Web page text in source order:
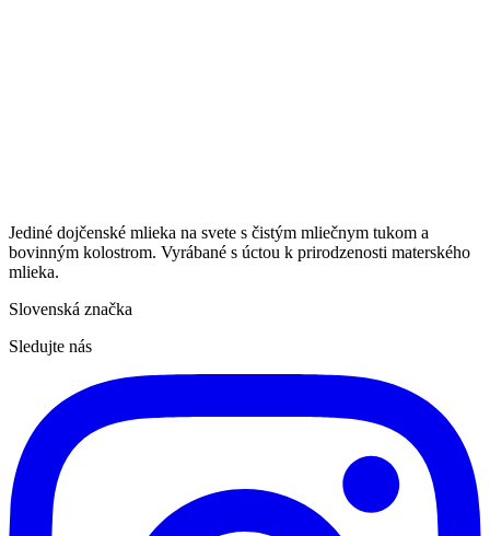
Jediné dojčenské mlieka na svete s čistým mliečnym tukom a
bovinným kolostrom. Vyrábané s úctou k prirodzenosti materského
mlieka.
Slovenská značka
Sledujte nás